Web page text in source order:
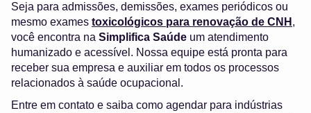
Seja para admissões, demissões, exames periódicos ou
mesmo exames toxicológicos para renovação de CNH ,
você encontra na Simplifica Saúde um atendimento
humanizado e acessível. Nossa equipe está pronta para
receber sua empresa e auxiliar em todos os processos
relacionados à saúde ocupacional.
Entre em contato e saiba como agendar para indústrias